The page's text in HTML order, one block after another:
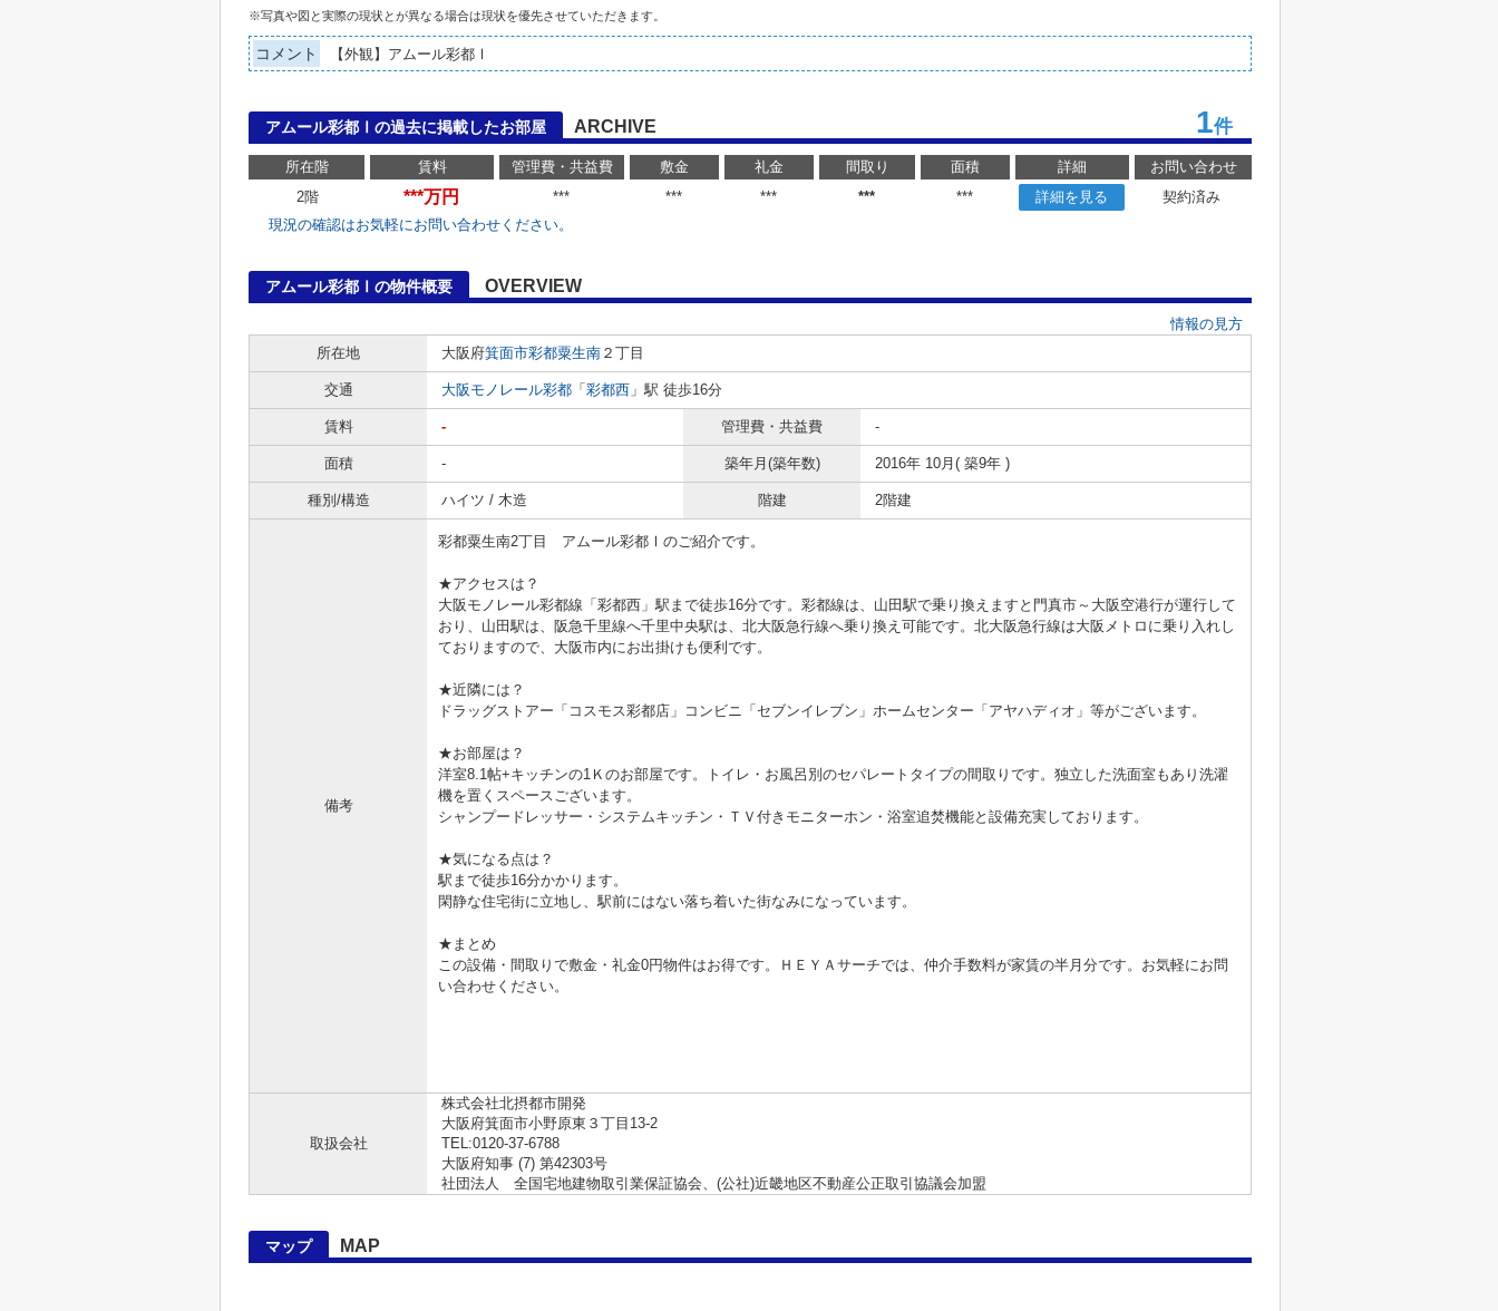
※写真や図と実際の現状とが異なる場合は現状を優先させていただきます。
コメント 【外観】アムール彩都Ⅰ
アムール彩都Ⅰの過去に掲載したお部屋 ARCHIVE 1件
所在階 賃料 管理費・共益費 敷金 礼金 間取り 面積 詳細
お問い合わせ
2階
***万円 *** *** *** *** *** 詳細を見る
契約済み
現況の確認はお気軽にお問い合わせください。
アムール彩都Ⅰの物件概要 OVERVIEW
情報の見方
所在地
大阪府箕面市彩都粟生南 ２丁目
交通 大阪モノレール彩都 「 彩都西 」駅 徒歩16分
賃料 - 管理費・共益費 -
面積 - 築年月(築年数) 2016年 10月( 築9年 )
種別/構造 ハイツ / 木造 階建 2階建
備考
彩都粟生南2丁目 アムール彩都Ⅰのご紹介です。
★アクセスは？
大阪モノレール彩都線「彩都西」駅まで徒歩16分です。彩都線は、山田駅で乗り換えますと門真市～大阪空港行が運行して
おり、山田駅は、阪急千里線へ千里中央駅は、北大阪急行線へ乗り換え可能です。北大阪急行線は大阪メトロに乗り入れし
ておりますので、大阪市内にお出掛けも便利です。
★近隣には？
ドラッグストアー「コスモス彩都店」コンビニ「セブンイレブン」ホームセンター「アヤハディオ」等がございます。
★お部屋は？
洋室8.1帖+キッチンの1Ｋのお部屋です。トイレ・お風呂別のセパレートタイプの間取りです。独立した洗面室もあり洗濯
機を置くスペースございます。
シャンプードレッサー・システムキッチン・ＴＶ付きモニターホン・浴室追焚機能と設備充実しております。
★気になる点は？
駅まで徒歩16分かかります。
閑静な住宅街に立地し、駅前にはない落ち着いた街なみになっています。
★まとめ
この設備・間取りで敷金・礼金0円物件はお得です。ＨＥＹＡサーチでは、仲介手数料が家賃の半月分です。お気軽にお問
い合わせください。
取扱会社
株式会社北摂都市開発
大阪府箕面市小野原東３丁目13-2
TEL:0120-37-6788
大阪府知事 (7) 第42303号
社団法人 全国宅地建物取引業保証協会、(公社)近畿地区不動産公正取引協議会加盟
マップ MAP